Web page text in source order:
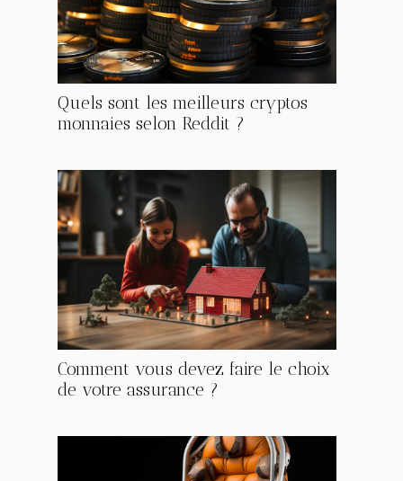
Quels sont les meilleurs cryptos
monnaies selon Reddit ?
Comment vous devez faire le choix
de votre assurance ?